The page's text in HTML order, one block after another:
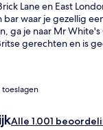
Lane en East
bar waar je gezellig
ga je naar Mr
gerechten en is
Andere reizigers
en de locatie.
het is 4 minuten
Station en 4
Alle 1.001